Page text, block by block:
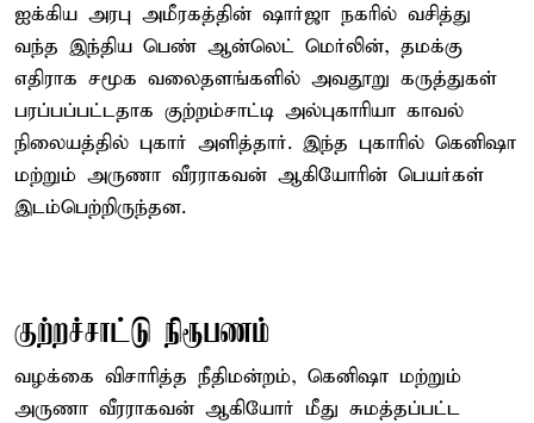
ஐக்கிய அரபு அமீரகத்தின் ஷார்ஜா நகரில் வசித்து
வந்த இந்திய பெண் ஆன்லெட் மெர்லின், தமக்கு
எதிராக சமூக வலைதளங்களில் அவதூறு கருத்துகள்
பரப்பப்பட்டதாக குற்றம்சாட்டி அல்புகாரியா காவல்
நிலையத்தில் புகார் அளித்தார். இந்த புகாரில் கெனிஷா
மற்றும் அருணா வீரராகவன் ஆகியோரின் பெயர்கள்
இடம்பெற்றிருந்தன.
குற்றச்சாட்டு நிரூபணம்
வழக்கை விசாரித்த நீதிமன்றம், கெனிஷா மற்றும்
அருணா வீரராகவன் ஆகியோர் மீது சுமத்தப்பட்ட